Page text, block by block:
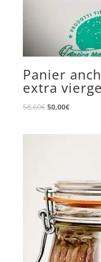
Panier
extra vierge
58,60€ Le
50,00€Le